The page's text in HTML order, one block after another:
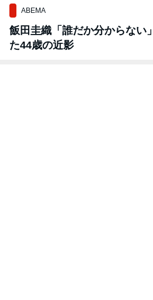
ABEMA
飯田圭織「誰だか分からない
た44歳の近影